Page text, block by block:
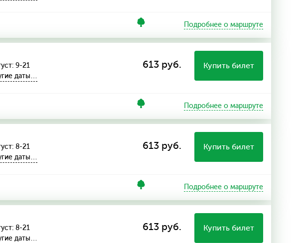
Подробнее о маршруте
9-21
даты…
613 руб. Купить билет
Подробнее о маршруте
8-21
даты…
613 руб. Купить билет
Подробнее о маршруте
8-21
даты…
613 руб. Купить билет